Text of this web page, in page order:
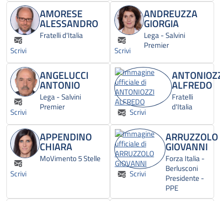
Scrivi
AMORESE
ALESSANDRO
Fratelli d'Italia
Scrivi
ANDREUZZA
GIORGIA
Lega - Salvini
Premier
Scrivi
ANGELUCCI
ANTONIO
Lega - Salvini
Premier
Scrivi
ALFREDO
Fratelli
d'Italia
Scrivi
APPENDINO
CHIARA
MoVimento 5 Stelle
Scrivi
ARRUZZOLO
GIOVANNI
Forza Italia -
Berlusconi
Presidente -
PPE